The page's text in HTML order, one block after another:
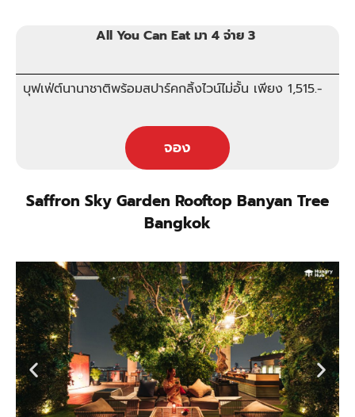
All You Can Eat มา 4 จ่าย 3
บุฟเฟ่ต์นานาชาติพร้อมสปาร์คกลิ้งไวน์ไม่อั้น เพียง 1,515.-
จอง
Saffron Sky Garden Rooftop Banyan Tree
Bangkok